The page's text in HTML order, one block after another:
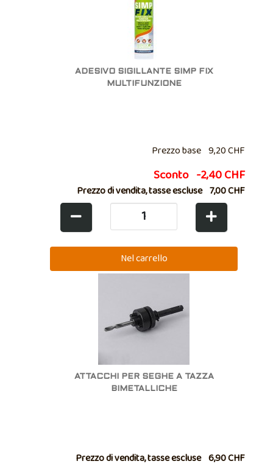
ADESIVO SIGILLANTE SIMP FIX
MULTIFUNZIONE
Prezzo base 9,20 CHF
Sconto -2,40 CHF
Prezzo di vendita, tasse escluse 7,00 CHF
ATTACCHI PER SEGHE A TAZZA
BIMETALLICHE
Prezzo di vendita, tasse escluse 6,90 CHF